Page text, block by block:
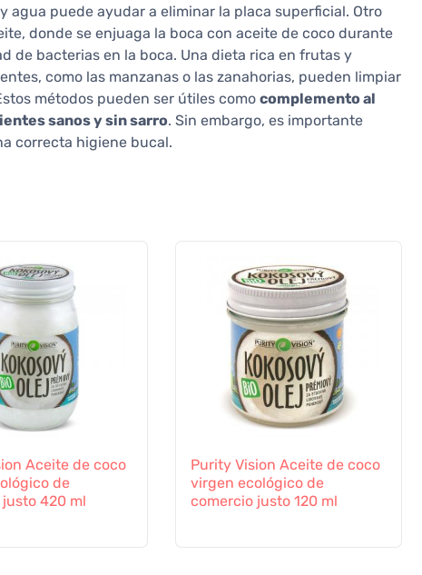
agua puede ayudar a eliminar la placa superficial. Otro
donde se enjuaga la boca con aceite de coco durante
de bacterias en la boca. Una dieta rica en frutas y
como las manzanas o las zanahorias, pueden limpiar
métodos pueden ser útiles como complemento al
sanos y sin sarro. Sin embargo, es importante
correcta higiene bucal.
Aceite de coco
de
420 ml
Purity Vision Aceite de coco
virgen ecológico de
comercio justo 120 ml